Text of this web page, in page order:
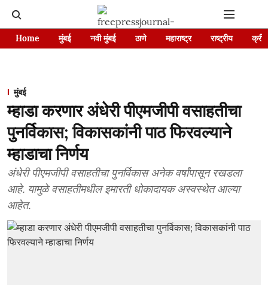
Home मुंबई नवी मुंबई ठाणे महाराष्ट्र राष्ट्रीय
मुंबई
म्हाडा करणार अंधेरी पीएमजीपी वसाहतीचा
पुनर्विकास; विकासकांनी पाठ फिरवल्याने
म्हाडाचा निर्णय
अंधेरी पीएमजीपी वसाहतीचा पुनर्विकास अनेक वर्षांपासून रखडला
आहे. यामुळे वसाहतीमधील इमारती धोकादायक अस्वस्थेत आल्या
आहेत.